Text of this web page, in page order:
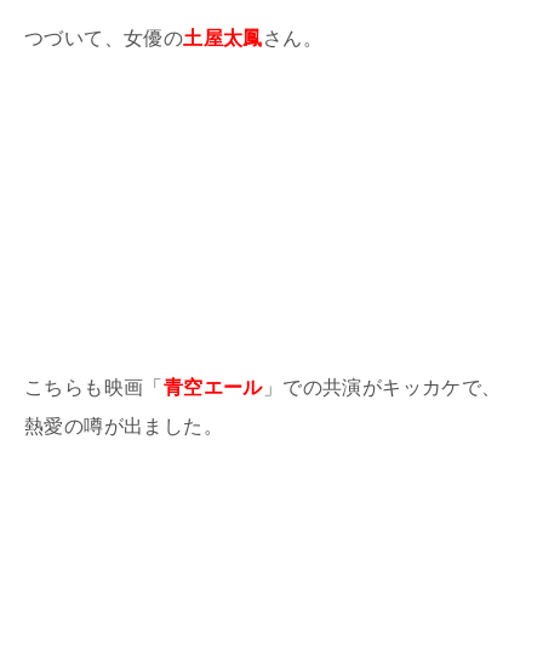
つづいて、女優の土屋太鳳さん。
こちらも映画「 青空エール」での共演がキッカケで、
熱愛の噂が出ました。